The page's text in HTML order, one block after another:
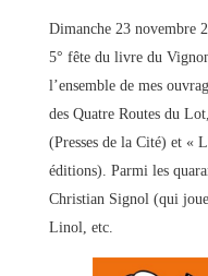
Dimanche 23 novembre
5° fête du livre du
l’ensemble de mes
des Quatre Routes du
(Presses de la Cité) et «
éditions). Parmi les
Christian Signol (qui
Linol, etc.